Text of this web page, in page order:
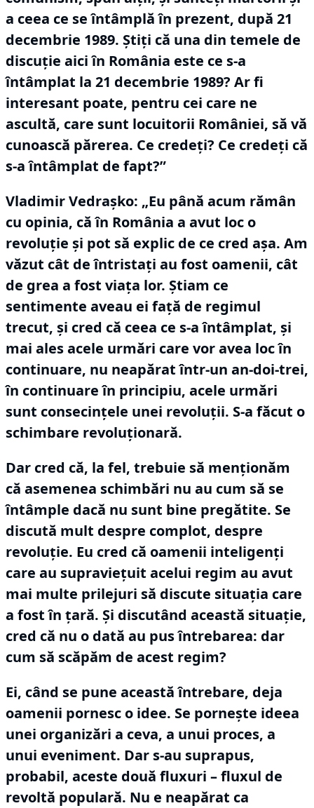
a ceea ce se întâmplă în prezent, după 21
decembrie 1989. Ştiţi că una din temele de
discuţie aici în România este ce s-a
întâmplat la 21 decembrie 1989? Ar fi
interesant poate, pentru cei care ne
ascultă, care sunt locuitorii României, să vă
cunoască părerea. Ce credeţi? Ce credeţi că
s-a întâmplat de fapt?”
Vladimir Vedraşko: „Eu până acum rămân
cu opinia, că în România a avut loc o
revoluţie şi pot să explic de ce cred aşa. Am
văzut cât de întristaţi au fost oamenii, cât
de grea a fost viaţa lor. Ştiam ce
sentimente aveau ei faţă de regimul
trecut, și cred că ceea ce s-a întâmplat, şi
mai ales acele urmări care vor avea loc în
continuare, nu neapărat într-un an-doi-trei,
în continuare în principiu, acele urmări
sunt consecinţele unei revoluţii. S-a făcut o
schimbare revoluţionară.
Dar cred că, la fel, trebuie să menţionăm
că asemenea schimbări nu au cum să se
întâmple dacă nu sunt bine pregătite. Se
discută mult despre complot, despre
revoluţie. Eu cred că oamenii inteligenţi
care au supravieţuit acelui regim au avut
mai multe prilejuri să discute situaţia care
a fost în ţară. Şi discutând această situaţie,
cred că nu o dată au pus întrebarea: dar
cum să scăpăm de acest regim?
Ei, când se pune această întrebare, deja
oamenii pornesc o idee. Se porneşte ideea
unei organizări a ceva, a unui proces, a
unui eveniment. Dar s-au suprapus,
probabil, aceste două fluxuri – fluxul de
revoltă populară. Nu e neapărat ca